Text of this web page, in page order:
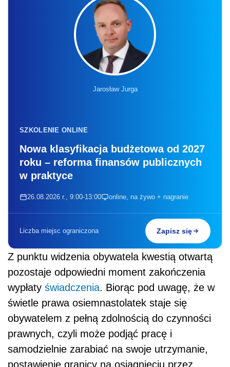
Jarosław Jurga
SZKOLENIE ONLINE
Nowa klasyfikacja budżetowa od 2027
roku – reforma finansów publicznych
w praktyce
26.08.2026 r., 9:00-13:00 online, na żywo + nagranie
Liczba miejsc ograniczona Zapisz się
Z punktu widzenia obywatela kwestią otwartą
pozostaje odpowiedni moment zakończenia
wypłaty świadczenia. Biorąc pod uwagę, że w
świetle prawa osiemnastolatek staje się
obywatelem z pełną zdolnością do czynności
prawnych, czyli może podjąć pracę i
samodzielnie zarabiać na swoje utrzymanie,
postawienie granicy na osiągnięciu przez